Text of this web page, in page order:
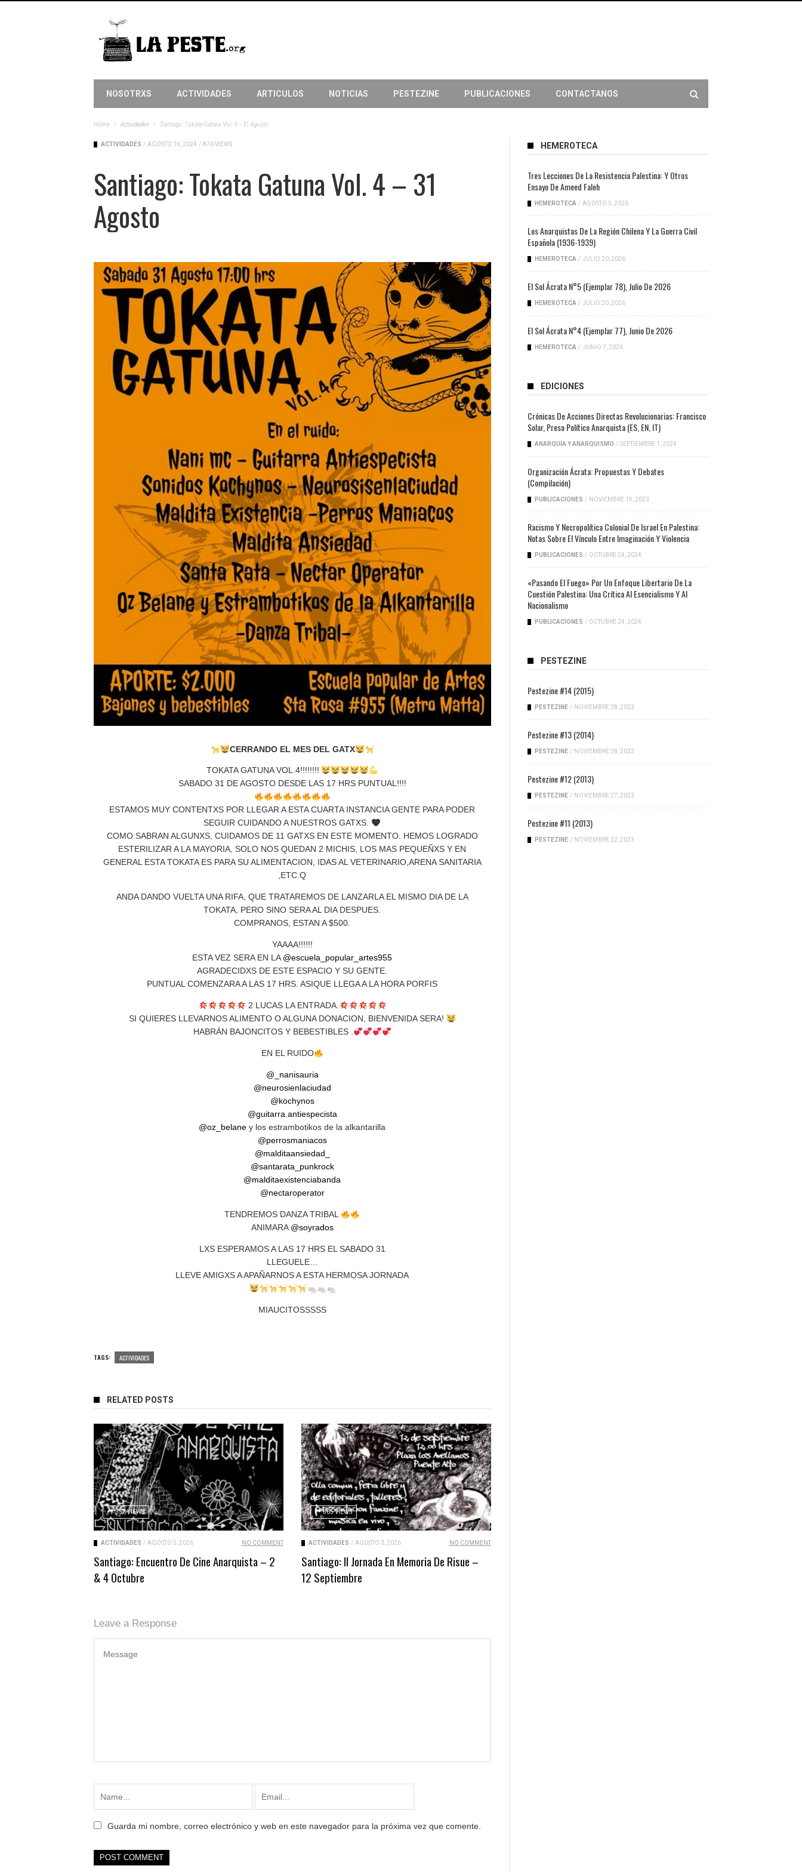
NOSOTRXS ACTIVIDADES ARTICULOS NOTICIAS PESTEZINE PUBLICACIONES CONTACTANOS
Home Actividades Santiago: Tokata Gatuna Vol. 4 – 31 Agosto
ACTIVIDADES / AGOSTO 16, 2024 / 870 VIEWS
Santiago: Tokata Gatuna Vol. 4 – 31
Agosto
CERRANDO EL MES DEL GATX
TOKATA GATUNA VOL.4!!!!!!!!
SABADO 31 DE AGOSTO DESDE LAS 17 HRS PUNTUAL!!!!
ESTAMOS MUY CONTENTXS POR LLEGAR A ESTA CUARTA INSTANCIA GENTE PARA PODER
SEGUIR CUIDANDO A NUESTROS GATXS.
COMO SABRAN ALGUNXS, CUIDAMOS DE 11 GATXS EN ESTE MOMENTO. HEMOS LOGRADO
ESTERILIZAR A LA MAYORIA, SOLO NOS QUEDAN 2 MICHIS, LOS MAS PEQUEÑXS Y EN
GENERAL ESTA TOKATA ES PARA SU ALIMENTACION, IDAS AL VETERINARIO,ARENA SANITARIA
,ETC.Q
ANDA DANDO VUELTA UNA RIFA, QUE TRATAREMOS DE LANZARLA EL MISMO DIA DE LA
TOKATA, PERO SINO SERA AL DIA DESPUES.
COMPRANOS, ESTAN A $500.
YAAAA!!!!!!
ESTA VEZ SERA EN LA@escuela_popular_artes955
AGRADECIDXS DE ESTE ESPACIO Y SU GENTE.
PUNTUAL COMENZARA A LAS 17 HRS. ASIQUE LLEGA A LA HORA PORFIS
2 LUCAS LA ENTRADA.
SI QUIERES LLEVARNOS ALIMENTO O ALGUNA DONACION, BIENVENIDA SERA!
HABRÁN BAJONCITOS Y BEBESTIBLES .
EN EL RUIDO
@_nanisauria
@neurosienlaciudad
@kochynos
@guitarra.antiespecista
@oz_belane y los estrambotikos de la alkantarilla
@perrosmaniacos
@malditaansiedad_
@santarata_punkrock
@malditaexistenciabanda
@nectaroperator
TENDREMOS DANZA TRIBAL
ANIMARA@soyrados
LXS ESPERAMOS A LAS 17 HRS EL SABADO 31
LLEGUELE…
LLEVE AMIGXS A APAÑARNOS A ESTA HERMOSA JORNADA
MIAUCITOSSSSS
TAGS: ACTIVIDADES
RELATED POSTS
337 VIEWS
ACTIVIDADES / AGOSTO 5, 2026 NO COMMENT
Santiago: Encuentro De Cine Anarquista – 2
& 4 Octubre
305 VIEWS
ACTIVIDADES / AGOSTO 3, 2026 NO COMMENT
Santiago: II Jornada En Memoria De Risue –
12 Septiembre
Leave a Response
Guarda mi nombre, correo electrónico y web en este navegador para la próxima vez que comente.
HEMEROTECA
Tres Lecciones De La Resistencia Palestina: Y Otros
Ensayo De Ameed Faleh
HEMEROTECA / AGOSTO 5, 2026
Los Anarquistas De La Región Chilena Y La Guerra Civil
Española (1936-1939)
HEMEROTECA / JULIO 20, 2026
El Sol Ácrata N°5 (ejemplar 78), Julio De 2026
HEMEROTECA / JULIO 20, 2026
El Sol Ácrata N°4 (ejemplar 77), Junio De 2026
HEMEROTECA / JUNIO 7, 2026
EDICIONES
Crónicas De Acciones Directas Revolucionarias: Francisco
Solar, Preso Político Anarquista (ES, EN, IT)
ANARQUÍA Y ANARQUISMO / SEPTIEMBRE 1, 2024
Organización Ácrata: Propuestas Y Debates
(compilación)
PUBLICACIONES / NOVIEMBRE 19, 2023
Racismo Y Necropolítica Colonial De Israel En Palestina:
Notas Sobre El Vínculo Entre Imaginación Y Violencia
PUBLICACIONES / OCTUBRE 24, 2024
«Pasando El Fuego» Por Un Enfoque Libertario De La
Cuestión Palestina: Una Crítica Al Esencialismo Y Al
Nacionalismo
PUBLICACIONES / OCTUBRE 24, 2024
PESTEZINE
Pestezine #14 (2015)
PESTEZINE / NOVIEMBRE 28, 2023
Pestezine #13 (2014)
PESTEZINE / NOVIEMBRE 28, 2023
Pestezine #12 (2013)
PESTEZINE / NOVIEMBRE 27, 2023
Pestezine #11 (2013)
PESTEZINE / NOVIEMBRE 22, 2023